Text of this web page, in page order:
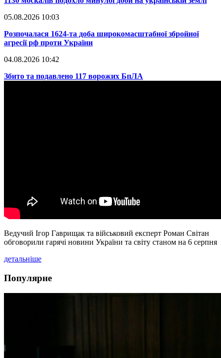
05.08.2026 10:03
​Розпочалася 1624-та доба широкомасштабної збройної
агресії рф проти України
04.08.2026 10:42
​Збито та подавлено 117 ворожих БпЛА
Ведучий Ігор Гаврищак та військовий експерт Роман Світан
обговорили гарячі новини України та світу станом на 6 серпня
детальніше
Популярне